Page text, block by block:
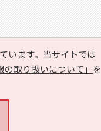
います。当サイトでは
取り扱いについて」 を